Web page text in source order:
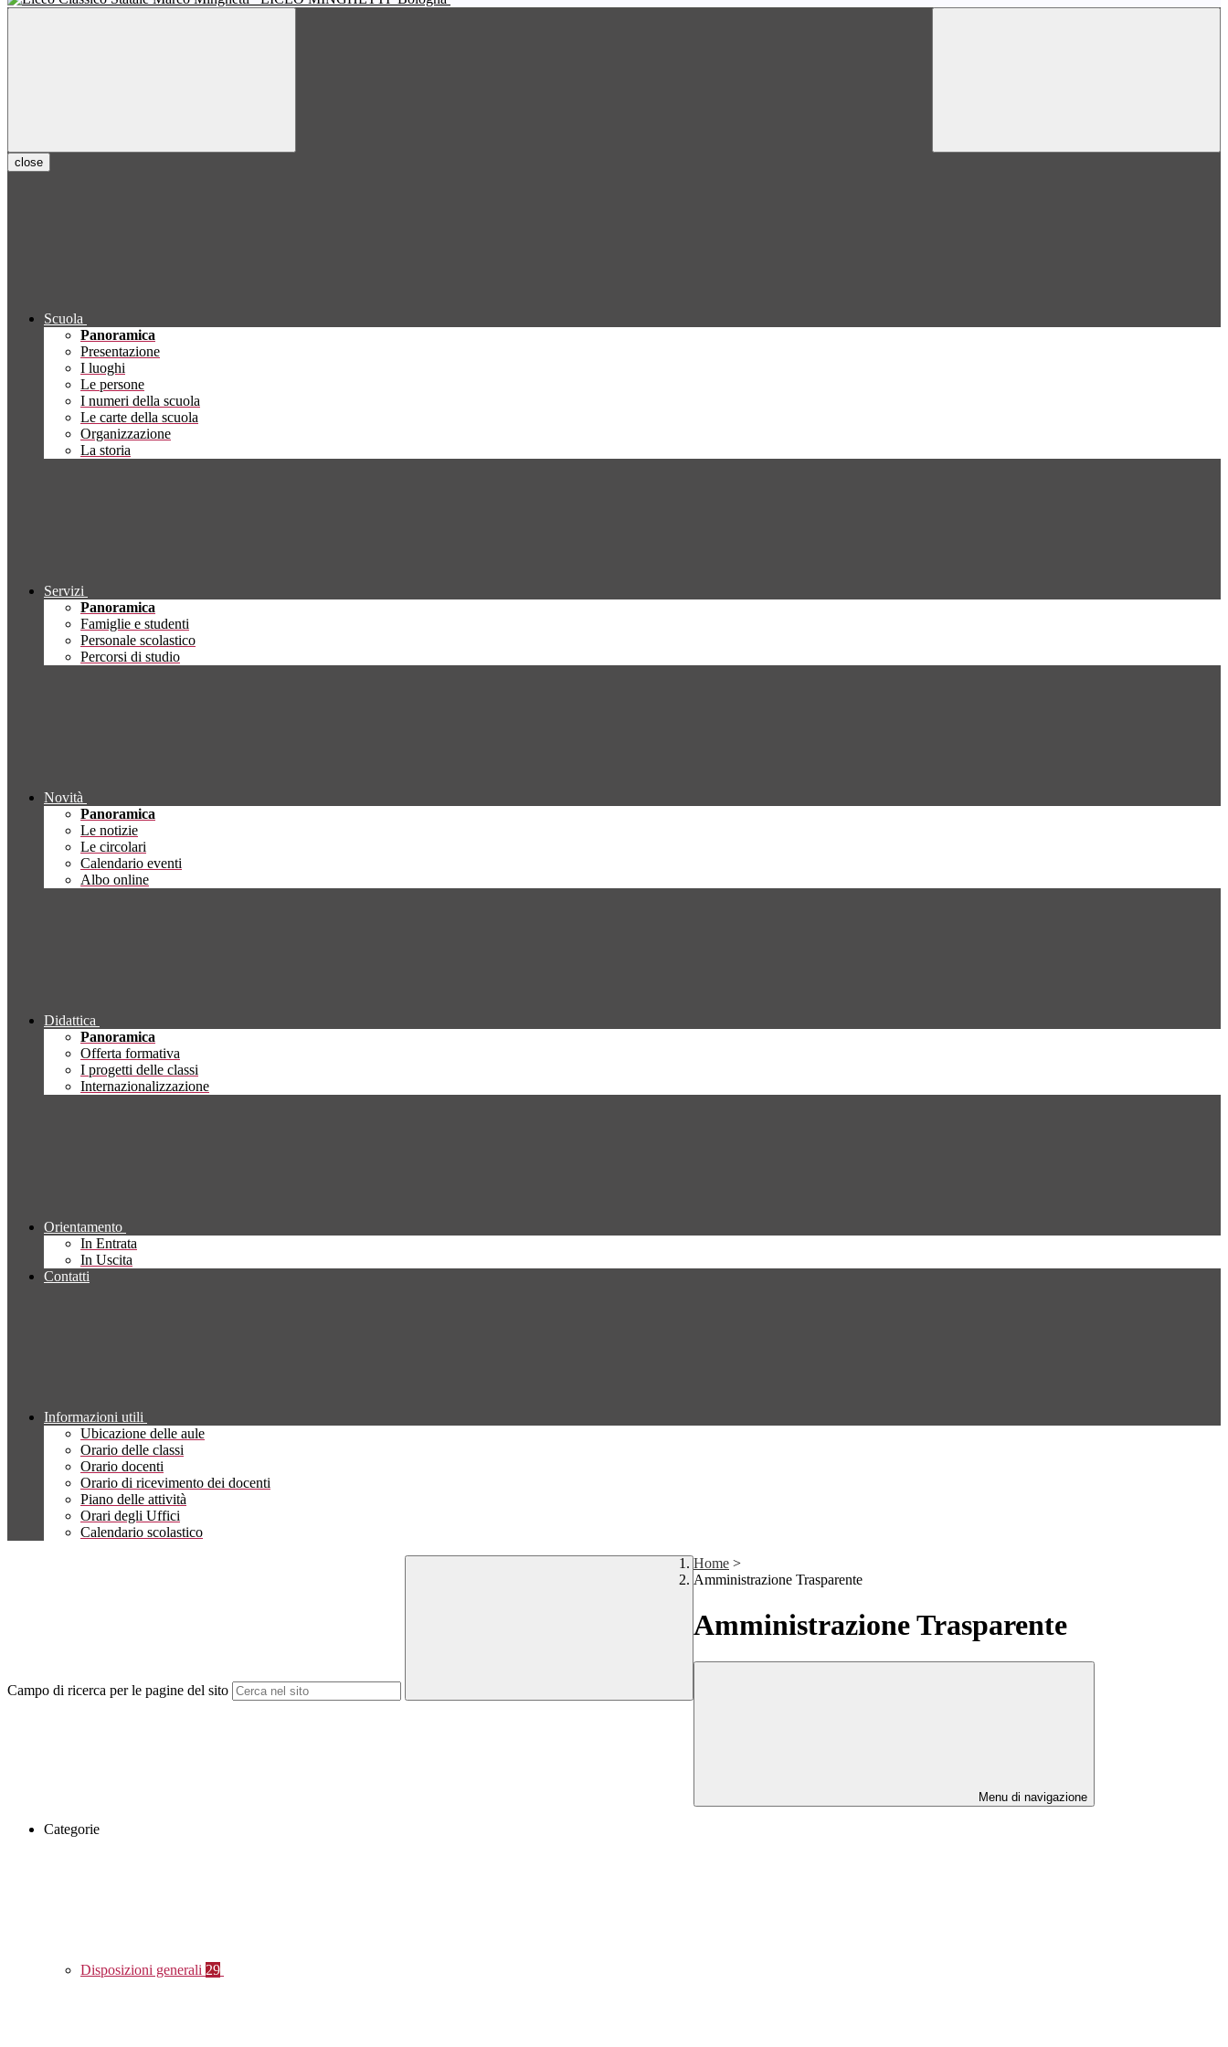
close
Scuola
Panoramica
Presentazione
I luoghi
Le persone
I numeri della scuola
Le carte della scuola
Organizzazione
La storia
Servizi
Panoramica
Famiglie e studenti
Personale scolastico
Percorsi di studio
Novità
Panoramica
Le notizie
Le circolari
Calendario eventi
Albo online
Didattica
Panoramica
Offerta formativa
I progetti delle classi
Internazionalizzazione
Orientamento
In Entrata
In Uscita
Contatti
Informazioni utili
Ubicazione delle aule
Orario delle classi
Orario docenti
Orario di ricevimento dei docenti
Piano delle attività
Orari degli Uffici
Calendario scolastico
Campo di ricerca per le pagine del sito
Home >
Amministrazione Trasparente
Amministrazione Trasparente
Menu di navigazione
Categorie
Disposizioni generali 29